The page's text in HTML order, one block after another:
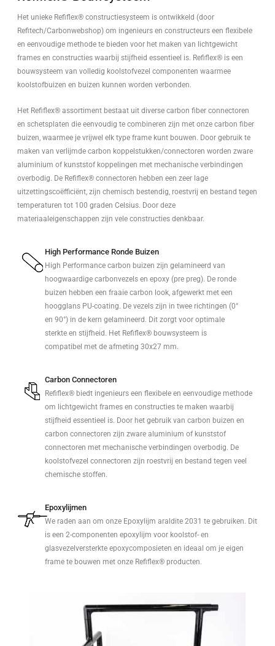
Het unieke Refiflex® constructiesysteem is ontwikkeld (door
Refitech/Carbonwebshop) om ingenieurs en constructeurs een flexibele
en eenvoudige methode te bieden voor het maken van lichtgewicht
frames en constructies waarbij stijfheid essentieel is. Refiflex® is een
bouwsysteem van volledig koolstofvezel componenten waarmee
koolstofbuizen en buizen kunnen worden verbonden.
Het Refiflex® assortiment bestaat uit diverse carbon fiber connectoren
en schetsplaten die eenvoudig te combineren zijn met onze carbon fiber
buizen, waarmee je vrijwel elk type frame kunt bouwen. Door gebruik te
maken van verlijmde carbon koppelstukken/connectoren worden zware
aluminium of kunststof koppelingen met mechanische verbindingen
overbodig. De Refiflex® connectoren hebben een zeer lage
uitzettingscoëfficiënt, zijn chemisch bestendig, roestvrij en bestand tegen
temperaturen tot 100 graden Celsius. Door deze
materiaaleigenschappen zijn vele constructies denkbaar.
High Performance Ronde Buizen
High Performance carbon buizen zijn gelamineerd van
hoogwaardige carbonvezels en epoxy (pre preg). De ronde
buizen hebben een fraaie carbon look, afgewerkt met een
hoogglans PU-coating. De vezels zijn in twee richtingen (0°
en 90°) in de kern gelamineerd. Dit zorgt voor optimale
sterkte en stijfheid. Het Refiflex® bouwsysteem is
compatibel met de afmeting 30x27 mm.
Carbon Connectoren
Refiflex® biedt ingenieurs een flexibele en eenvoudige methode
om lichtgewicht frames en constructies te maken waarbij
stijfheid essentieel is. Door het gebruik van carbon buizen en
carbon connectoren zijn zware aluminium of kunststof
connectoren met mechanische verbindingen overbodig. De
koolstofvezel connectoren zijn roestvrij en bestand tegen veel
chemische stoffen.
Epoxylijmen
We raden aan om onze Epoxylijm araldite 2031 te gebruiken. Dit
is een 2-componenten epoxylijm voor koolstof- en
glasvezelversterkte epoxycomposieten en ideaal om je eigen
frame te bouwen met onze Refiflex® producten.